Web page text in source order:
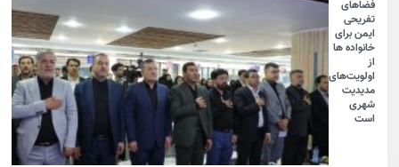
فضاهای
تفریحی
ایمن برای
خانواده ها
اولویت‌های
مدیدیت
شهری
است